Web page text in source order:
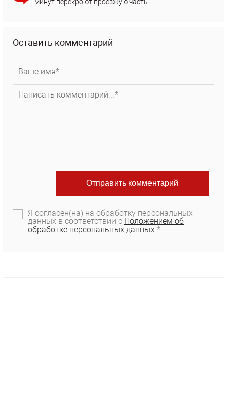
минут перекроют проезжую часть
Оставить комментарий
Я согласен(на) на обработку персональных
данных в соответствии с Положением об
обработке персональных данных.*